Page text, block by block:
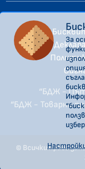
“БДЖ -
“БДЖ - Товарни
© Всички права
За